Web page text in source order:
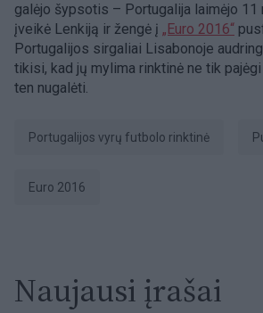
galėjo šypsotis – Portugalija laimėjo 11
įveikė Lenkiją ir žengė į „Euro 2016“
Portugalijos sirgaliai Lisabonoje
tikisi, kad jų mylima rinktinė ne tik
ten nugalėti.
Portugalijos vyrų futbolo rinktinė
Euro 2016
Naujausi įrašai